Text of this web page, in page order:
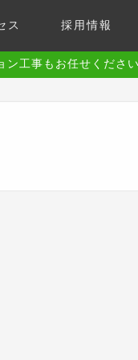
ス 採用情報
ン工事もお任せください